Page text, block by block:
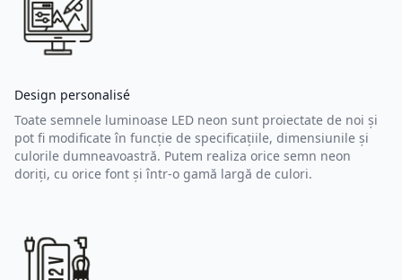
Design personalisé
Toate semnele luminoase LED neon sunt proiectate de noi și
pot fi modificate în funcție de specificațiile, dimensiunile și
culorile dumneavoastră. Putem realiza orice semn neon
doriți, cu orice font și într-o gamă largă de culori.